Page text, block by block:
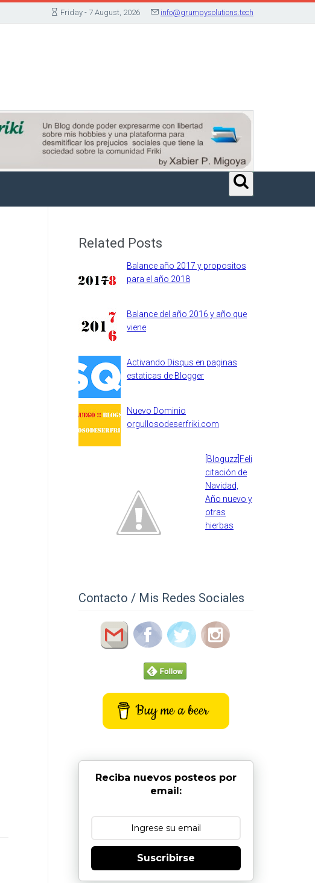
Friday - 7 August, 2026 info@grumpysolutions.tech
Related Posts
Balance año 2017 y propositos
para el año 2018
Balance del año 2016 y año que
viene
Activando Disqus en paginas
estaticas de Blogger
Nuevo Dominio
orgullosodeserfriki.com
[Bloguzz]Feli
citación de
Navidad,
Año nuevo y
otras
hierbas
Contacto / Mis Redes Sociales
Buy me a beer
Reciba nuevos posteos por
email:
Suscribirse